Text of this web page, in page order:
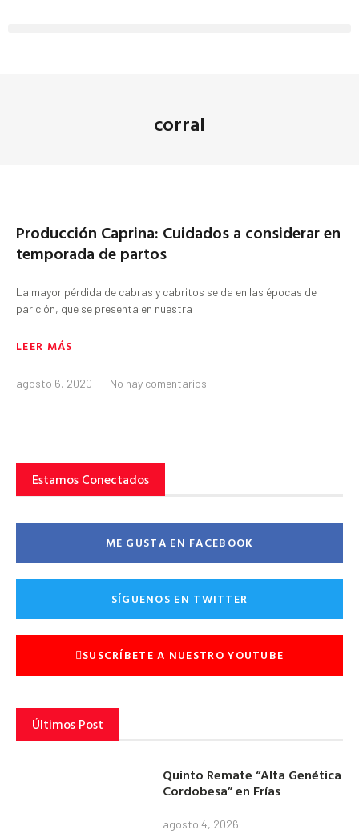
corral
Producción Caprina: Cuidados a considerar en
temporada de partos
La mayor pérdida de cabras y cabritos se da en las épocas de
parición, que se presenta en nuestra
LEER MÁS
agosto 6, 2020 No hay comentarios
Estamos Conectados
ME GUSTA EN FACEBOOK
SÍGUENOS EN TWITTER
SUSCRÍBETE A NUESTRO YOUTUBE
Últimos Post
Quinto Remate “Alta Genética
Cordobesa” en Frías
agosto 4, 2026